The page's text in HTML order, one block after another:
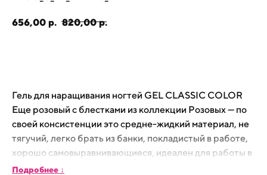
656,00 р. 820,00 р.
Гель для наращивания ногтей GEL CLASSIC COLOR
Еще розовый с блестками из коллекции Розовых — по
своей консистенции это средне-жидкий материал, не
тягучий, легко брать из банки, покладистый в работе,
хорошо самовыравнивающиеся, идеален для работы в
безопильных техниках. Им удобно работать на
Подробнее ↓